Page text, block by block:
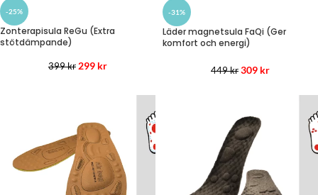
-25%
Zonterapisula ReGu (Extra
stötdämpande)
399kr 299 kr
-31%
Läder magnetsula FaQi (Ger
komfort och energi)
449kr 309 kr